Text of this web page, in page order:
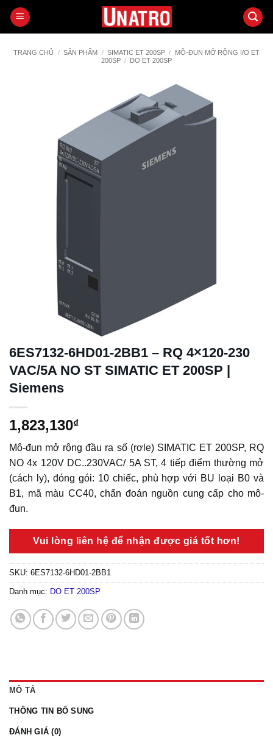
qua
dungTRANG CHỦ / SẢN PHẨM / SIMATIC ET 200SP /
MÔ-ĐUN MỞ RỘNG I/O ET
200SP / DO ET 200SP
6ES7132-6HD01-2BB1 – RQ 4×120-230
VAC/5A NO ST SIMATIC ET 200SP |
Siemens
1,823,130₫
Mô-đun mở rộng đầu ra số (rơle) SIMATIC ET 200SP, RQ
NO 4x 120V DC..230VAC/ 5A ST, 4 tiếp điểm thường mở
(cách ly), đóng gói: 10 chiếc, phù hợp với BU loại B0 và
B1, mã màu CC40, chẩn đoán nguồn cung cấp cho mô-
đun.
Vui lòng liên hệ để nhận được giá tốt hơn!
SKU: 6ES7132-6HD01-2BB1
Danh mục: DO ET 200SP
MÔ TẢ
THÔNG TIN BỔ SUNG
ĐÁNH GIÁ (0)